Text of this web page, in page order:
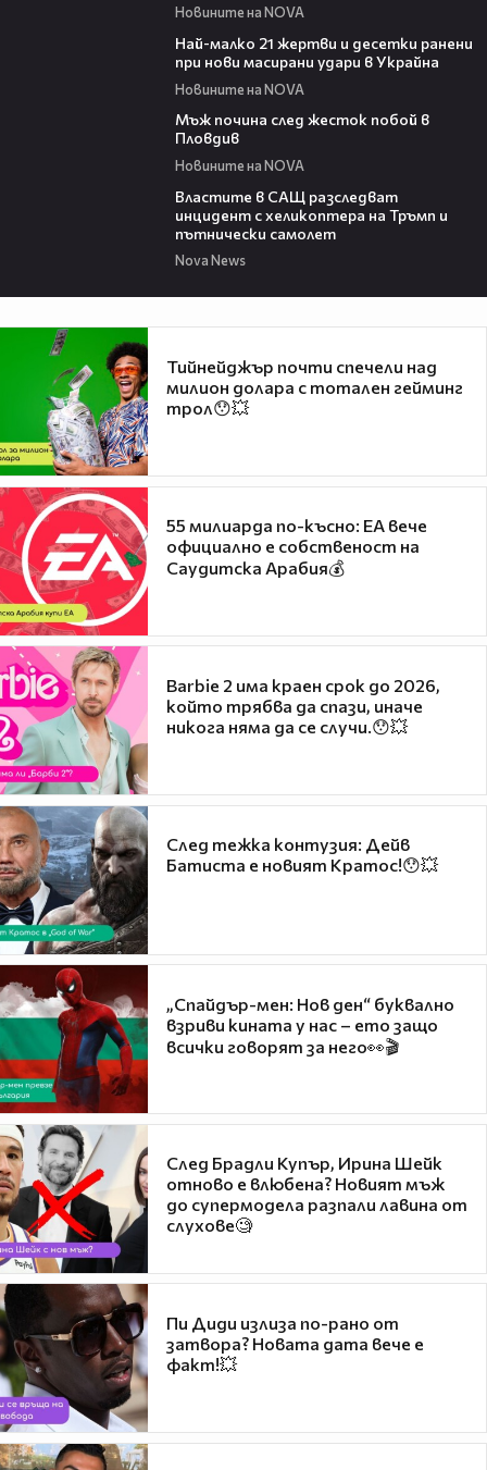
Новините на NOVA
Най-малко 21 жертви и десетки ранени
при нови масирани удари в Украйна
Новините на NOVA
Мъж почина след жесток побой в
Пловдив
Новините на NOVA
Властите в САЩ разследват
инцидент с хеликоптера на Тръмп и
пътнически самолет
Nova News
Тийнейджър почти спечели над
милион долара с тотален гейминг
трол😯💥
55 милиарда по-късно: EA вече
официално е собственост на
Саудитска Арабия💰
Barbie 2 има краен срок до 2026,
който трябва да спази, иначе
никога няма да се случи.😯💥
След тежка контузия: Дейв
Батиста е новият Кратос!😯💥
„Спайдър-мен: Нов ден“ буквално
взриви кината у нас – ето защо
всички говорят за него👀🎬
След Брадли Купър, Ирина Шейк
отново е влюбена? Новият мъж
до супермодела разпали лавина от
слухове🧐
Пи Диди излиза по-рано от
затвора? Новата дата вече е
факт!💥